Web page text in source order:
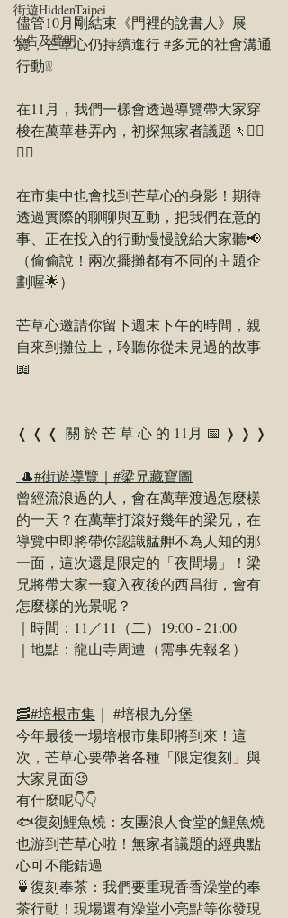
街遊HiddenTaipei
公告及聲明
儘管10月剛結束《門裡的說書人》展
覽，芒草心仍持續進行 #多元的社會溝通
行動❕❕
在11月，我們一樣會透過導覽帶大家穿
梭在萬華巷弄內，初探無家者議題🚶🚶‍♂️
🚶‍♀️
在市集中也會找到芒草心的身影！期待
透過實際的聊聊與互動，把我們在意的
事、正在投入的行動慢慢說給大家聽📢
（偷偷說！兩次擺攤都有不同的主題企
劃喔🌟）
芒草心邀請你留下週末下午的時間，親
自來到攤位上，聆聽你從未見過的故事
📖
❬ ❬ ❬ ​ 關 於 芒 草 心 的 11月 📅 ❭ ❭ ❭
🎩#街遊導覽｜#梁兄藏寶圖
曾經流浪過的人，會在萬華渡過怎麼樣
的一天？在萬華打滾好幾年的梁兄，在
導覽中即將帶你認識艋舺不為人知的那
一面，這次還是限定的「夜間場」！梁
兄將帶大家一窺入夜後的西昌街，會有
怎麼樣的光景呢？
｜時間：11／11（二）19:00 - 21:00
｜地點：龍山寺周遭（需事先報名）
🥓#培根市集 ｜ #培根九分堡
今年最後一場培根市集即將到來！這
次，芒草心要帶著各種「限定復刻」與
大家見面😉
有什麼呢👇👇
🐟復刻鯉魚燒：友團浪人食堂的鯉魚燒
也游到芒草心啦！無家者議題的經典點
心可不能錯過
🍵復刻奉茶：我們要重現香香澡堂的奉
茶行動！現場還有澡堂小亮點等你發現